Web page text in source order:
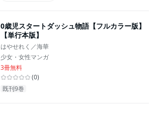
0歳児スタートダッシュ物語【フルカラー版】
【単行本版】
はやせれく／海華
少女・女性マンガ
3冊無料
(0)
既刊9巻